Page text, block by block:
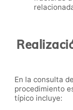
En la consulta
procedimiento
típico incluye: